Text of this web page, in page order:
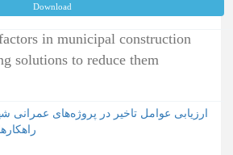
Download
in municipal construction
solutions to reduce them
ارزیابی عوامل تاخیر در پروژه‌های عمرانی